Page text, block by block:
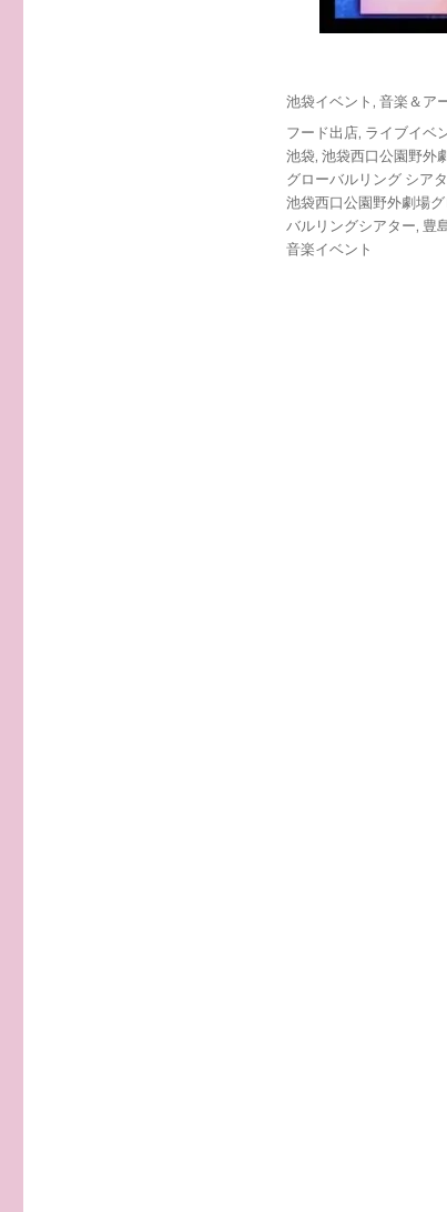
投
日:
カ
ゴ
リ
ー
池袋イベント , 音楽＆ア
タ
グ
フード出店, ライブイベ
池袋, 池袋西口公園野外
グローバルリング シア
池袋西口公園野外劇場
バルリングシアター, 豊
音楽イベント